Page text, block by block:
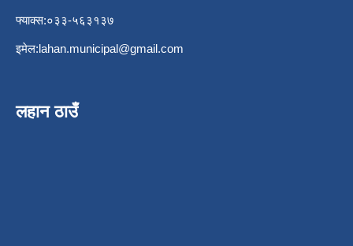
फ्याक्स:०३३-५६३१३७
इमेल:lahan.municipal@gmail.com
लहान ठाउँ